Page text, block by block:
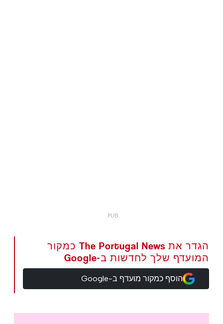
הגדר את The Portugal News כמקור
המועדף שלך לחדשות ב-Google
הוסף כמקור מועדף ב-Google